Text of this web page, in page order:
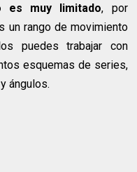
es muy limitado, por
un rango de movimiento
puedes trabajar con
esquemas de series,
ángulos.